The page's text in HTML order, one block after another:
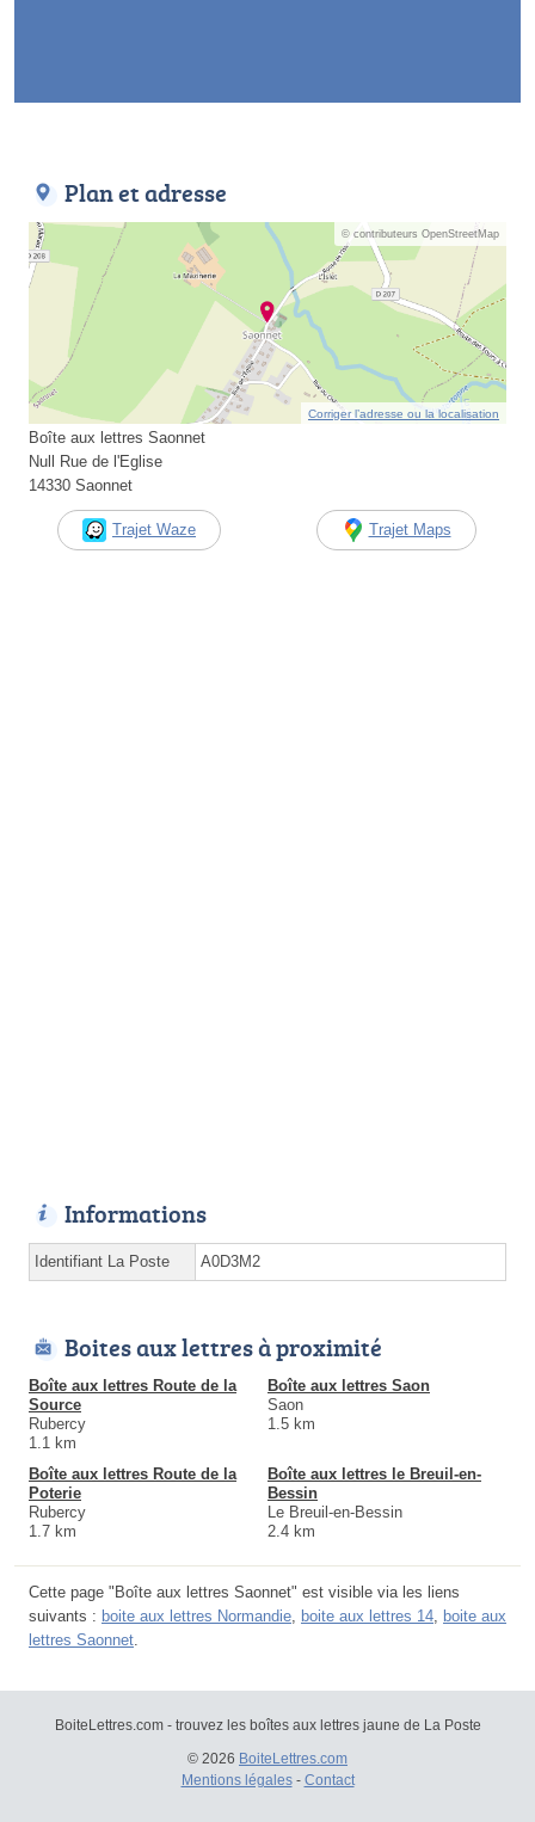
Plan et adresse
© contributeurs OpenStreetMap
Corriger l’adresse ou la localisation
Boîte aux lettres Saonnet
Null Rue de l'Eglise
14330 Saonnet
Trajet Waze Trajet Maps
Informations
Identifiant La Poste A0D3M2
Boites aux lettres à proximité
Boîte aux lettres Route de la
Source
Rubercy
1.1 km
Boîte aux lettres Saon
Saon
1.5 km
Boîte aux lettres Route de la
Poterie
Rubercy
1.7 km
Boîte aux lettres le Breuil-en-
Bessin
Le Breuil-en-Bessin
2.4 km
Cette page "Boîte aux lettres Saonnet" est visible via les liens
suivants : boite aux lettres Normandie boite aux lettres 14 boite aux
lettres Saonnet
BoiteLettres.com - trouvez les boîtes aux lettres jaune de La Poste
© 2026 BoiteLettres.com
Mentions légales- Contact